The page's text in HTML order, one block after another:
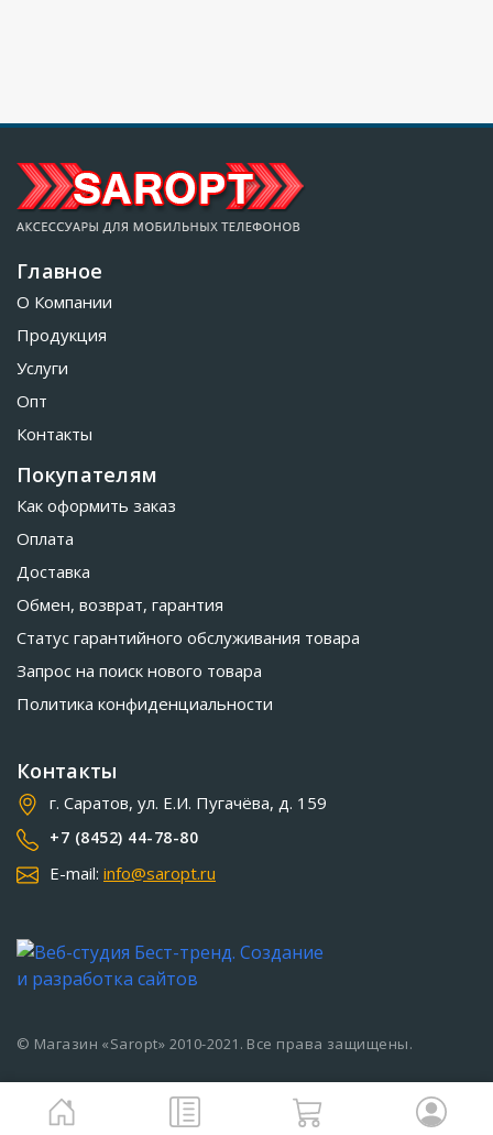
Главное
О Компании
Продукция
Услуги
Опт
Контакты
Покупателям
Как оформить заказ
Оплата
Доставка
Обмен, возврат, гарантия
Статус гарантийного обслуживания товара
Запрос на поиск нового товара
Политика конфиденциальности
Контакты
г. Саратов, ул. Е.И. Пугачёва, д. 159
+7 (8452) 44-78-80
E-mail: info@saropt.ru
© Магазин «Saropt» 2010-2021. Все права защищены.